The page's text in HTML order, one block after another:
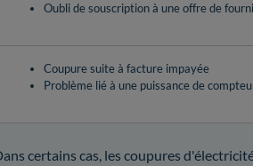
Oubli de souscription à une offre de
Coupure suite à facture impayée
Problème lié à une puissance de
certains cas, les coupures